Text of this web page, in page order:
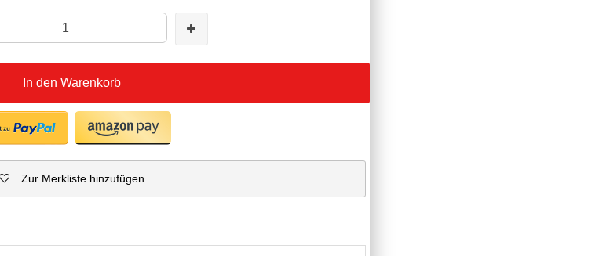
In den Warenkorb
Zur Merkliste hinzufügen